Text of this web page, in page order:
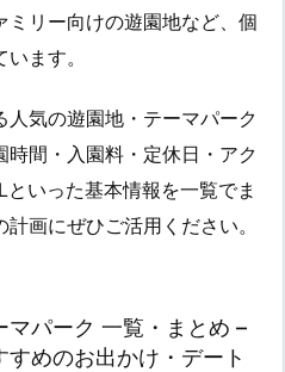
リー向けの遊園地など、個
ます。
気の遊園地・テーマパーク
間・入園料・定休日・アク
いった基本情報を一覧でま
画にぜひご活用ください。
パーク 一覧・まとめ –
めのお出かけ・デート